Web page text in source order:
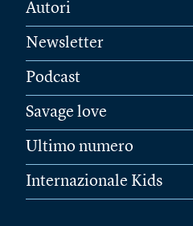
Autori
Newsletter
Podcast
Savage love
Ultimo numero
Internazionale Kids